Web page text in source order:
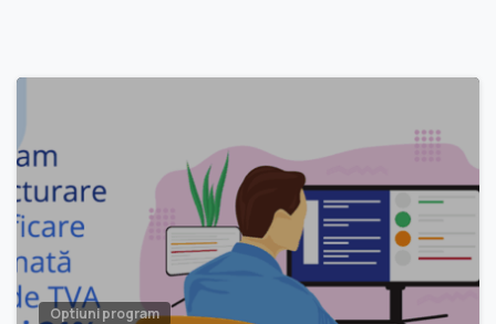
Optiuni program